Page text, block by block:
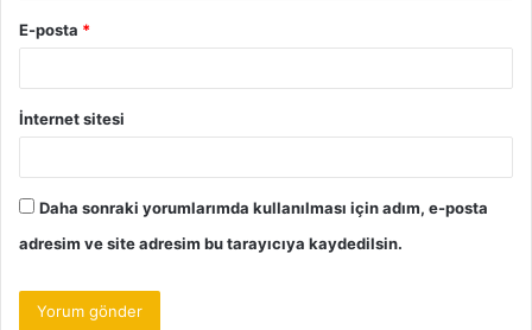
E-posta *
İnternet sitesi
Daha sonraki yorumlarımda kullanılması için adım, e-posta
adresim ve site adresim bu tarayıcıya kaydedilsin.